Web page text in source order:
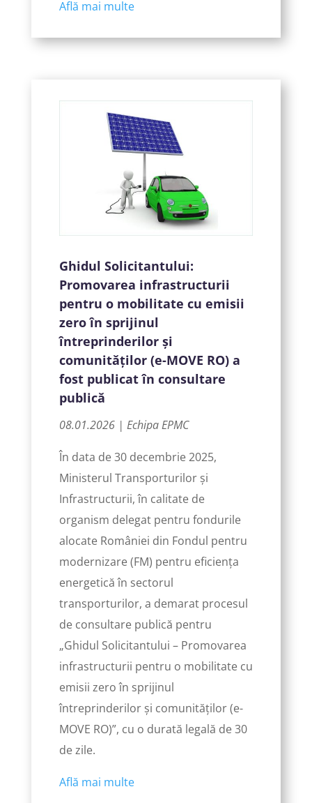
Află mai multe
Ghidul Solicitantului:
Promovarea infrastructurii
pentru o mobilitate cu emisii
zero în sprijinul
întreprinderilor și
comunităților (e-MOVE RO) a
fost publicat în consultare
publică
08.01.2026 | Echipa EPMC
În data de 30 decembrie 2025,
Ministerul Transporturilor și
Infrastructurii, în calitate de
organism delegat pentru fondurile
alocate României din Fondul pentru
modernizare (FM) pentru eficiența
energetică în sectorul
transporturilor, a demarat procesul
de consultare publică pentru
„Ghidul Solicitantului – Promovarea
infrastructurii pentru o mobilitate cu
emisii zero în sprijinul
întreprinderilor și comunităților (e-
MOVE RO)”, cu o durată legală de 30
de zile.
Află mai multe